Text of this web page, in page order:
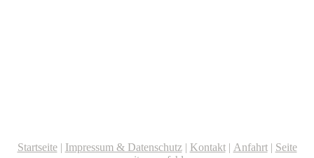
Startseite| Impressum & Datenschutz| Kontakt| Anfahrt| Seite